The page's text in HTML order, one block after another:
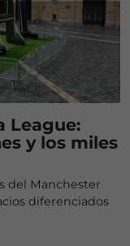
League:
y los miles
del Manchester
diferenciados